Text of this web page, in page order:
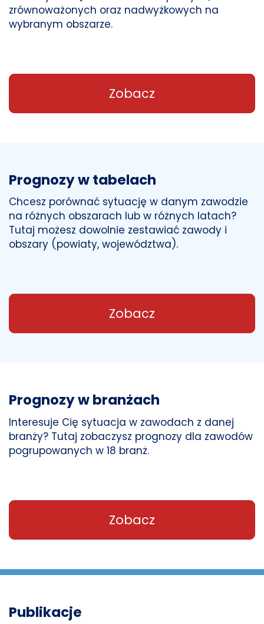
zrównoważonych oraz nadwyżkowych na
wybranym obszarze.
Zobacz
Prognozy w tabelach
Chcesz porównać sytuację w danym zawodzie
na różnych obszarach lub w różnych latach?
Tutaj możesz dowolnie zestawiać zawody i
obszary (powiaty, województwa).
Zobacz
Prognozy w branżach
Interesuje Cię sytuacja w zawodach z danej
branży? Tutaj zobaczysz prognozy dla zawodów
pogrupowanych w 18 branż.
Zobacz
Publikacje